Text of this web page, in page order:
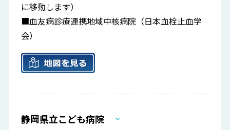
に移動します）
■血友病診療連携地域中核病院（日本血栓止血学
会）
静岡県立こども病院